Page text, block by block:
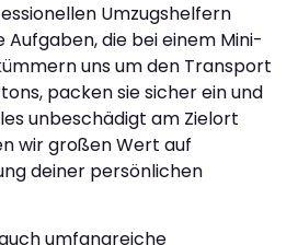
Umzugshelfern
die bei einem Mini-
uns um den Transport
packen sie sicher ein und
unbeschädigt am Zielort
wir großen Wert auf
deiner persönlichen
umfangreiche